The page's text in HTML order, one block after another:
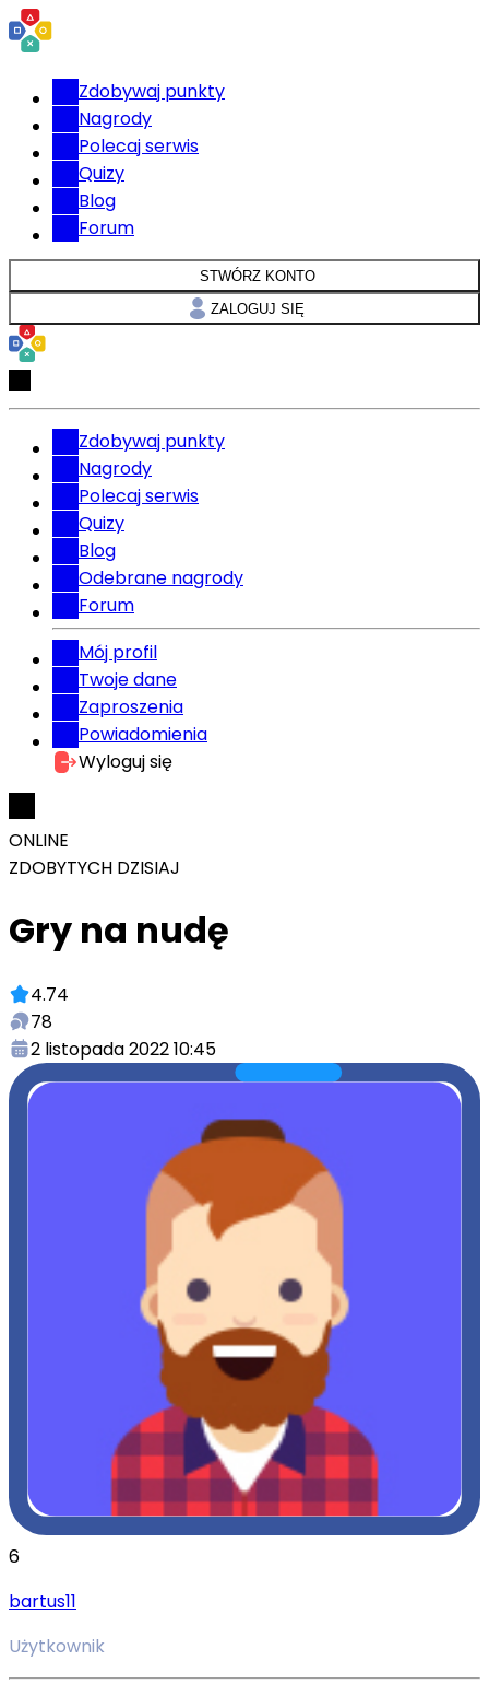
Zdobywaj punkty
Nagrody
Polecaj serwis
Quizy
Blog
Forum
STWÓRZ KONTO
ZALOGUJ SIĘ
Zdobywaj punkty
Nagrody
Polecaj serwis
Quizy
Blog
Odebrane nagrody
Forum
Mój profil
Twoje dane
Zaproszenia
Powiadomienia
Wyloguj się
ONLINE
ZDOBYTYCH DZISIAJ
Gry na nudę
4.74
78
2 listopada 2022 10:45
6
bartus11
Użytkownik